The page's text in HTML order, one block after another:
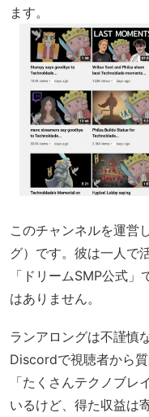
ます。
このチャンネルを運営
グ）です。彼は一人で
「ドリームSMP公式
はありません。
ランアロングは不謹慎
Discordで視聴者から
「たくさんテクノブレ
いるけど、得た収益は